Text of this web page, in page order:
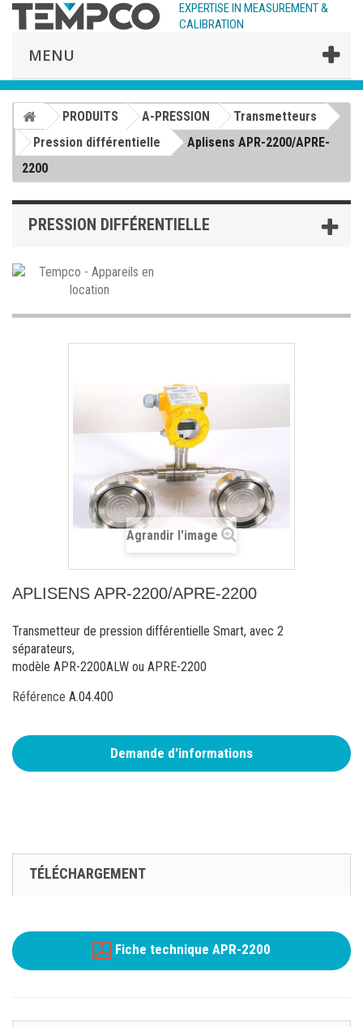
EXPERTISE IN MEASUREMENT &
CALIBRATION
MENU
PRODUITS A-PRESSION
Transmetteurs
Pression différentielle
Aplisens APR-2200/APRE-
2200
PRESSION DIFFÉRENTIELLE
Agrandir l'image
APLISENS APR-2200/APRE-2200
Transmetteur de pression différentielle Smart, avec 2
séparateurs,
modèle APR-2200ALW ou APRE-2200
Référence A.04.400
Demande d'informations
TÉLÉCHARGEMENT
Fiche technique APR-2200